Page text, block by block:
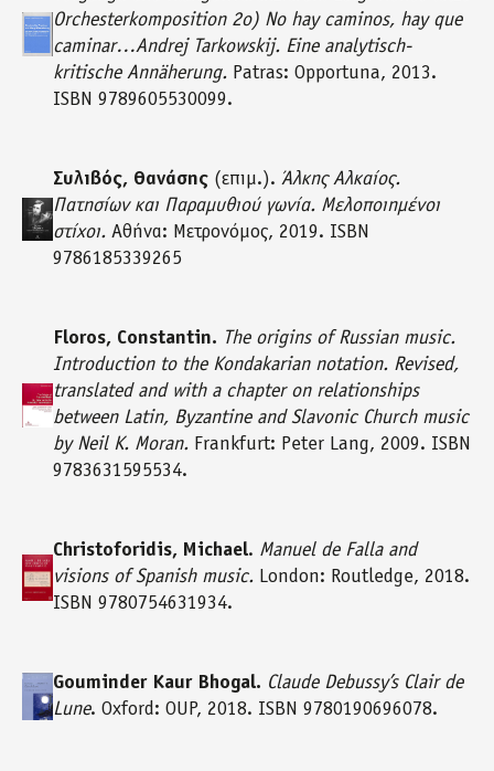
Orchesterkomposition 2o) No hay caminos, hay que
caminar…Andrej Tarkowskij. Eine analytisch-
kritische Annäherung. Patras: Opportuna, 2013.
ISBN 9789605530099.
Συλιβός, Θανάσης (επιμ.). Άλκης Αλκαίος.
Πατησίων και Παραμυθιού γωνία. Μελοποιημένοι
στίχοι. Αθήνα: Μετρονόμος, 2019. ISBN
9786185339265
Floros, Constantin. The origins of Russian music.
Introduction to the Kondakarian notation. Revised,
translated and with a chapter on relationships
between Latin, Byzantine and Slavonic Church music
by Neil K. Moran. Frankfurt: Peter Lang, 2009. ISBN
9783631595534.
Christoforidis, Michael. Manuel de Falla and
visions of Spanish music. London: Routledge, 2018.
ISBN 9780754631934.
Gouminder Kaur Bhogal. Claude Debussy’s Clair de
Lune. Oxford: OUP, 2018. ISBN 9780190696078.